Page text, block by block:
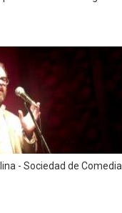
- Sociedad de Comedia